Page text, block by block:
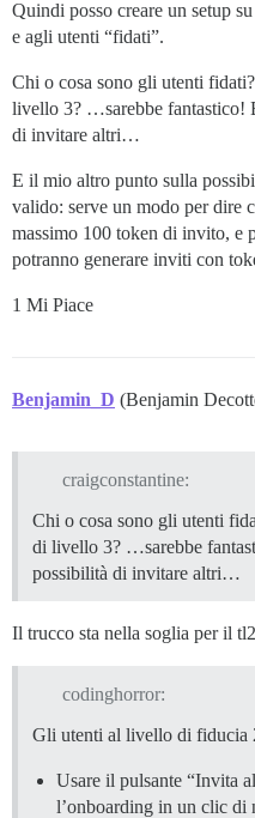
Quindi posso creare un setup
e agli utenti “fidati”.
Chi o cosa sono gli utenti
livello 3? …sarebbe fantastico!
di invitare altri…
E il mio altro punto sulla
valido: serve un modo per dire
massimo 100 token di invito, e
potranno generare inviti con
1 Mi Piace
Benjamin_D (Benjamin
craigconstantine:
Chi o cosa sono gli utenti
di livello 3? …sarebbe
possibilità di invitare altri…
Il trucco sta nella soglia per il tl2
codinghorror:
Gli utenti al livello di fiducia
Usare il pulsante “Invita
l’onboarding in un clic di